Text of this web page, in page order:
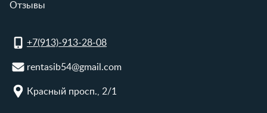
Отзывы
+7(913)-913-28-08
rentasib54@gmail.com
Красный просп., 2/1